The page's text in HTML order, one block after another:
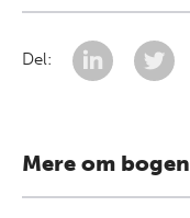
Del:
Mere om bogen